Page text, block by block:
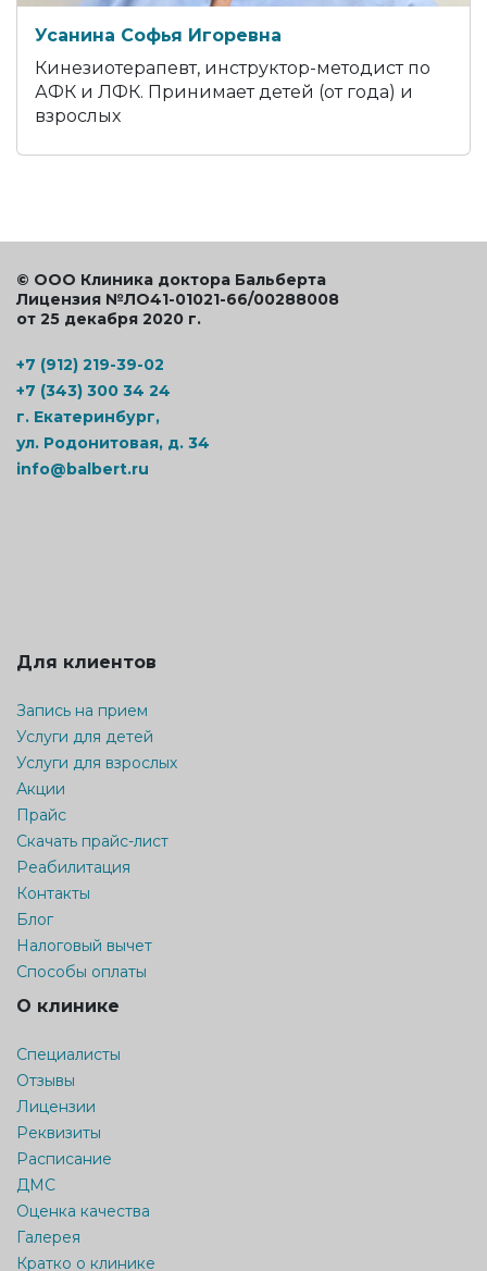
Усанина Софья Игоревна
Кинезиотерапевт, инструктор-методист по
АФК и ЛФК. Принимает детей (от года) и
взрослых
© ООО Клиника доктора Бальберта
Лицензия №ЛО41-01021-66/00288008
от 25 декабря 2020 г.
+7 (912) 219-39-02
+7 (343) 300 34 24
г. Екатеринбург,
ул. Родонитовая, д. 34
info@balbert.ru
Для клиентов
Запись на прием
Услуги для детей
Услуги для взрослых
Акции
Прайс
Скачать прайс-лист
Реабилитация
Контакты
Блог
Налоговый вычет
Способы оплаты
О клинике
Специалисты
Отзывы
Лицензии
Реквизиты
Расписание
ДМС
Оценка качества
Галерея
Кратко о клинике